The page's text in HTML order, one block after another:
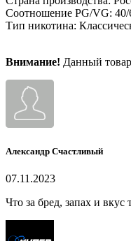
Соотношение PG/VG: 40/
Тип никотина:
Внимание! Данный
Александр Счастливый
07.11.2023
Что за бред, запах и вкус